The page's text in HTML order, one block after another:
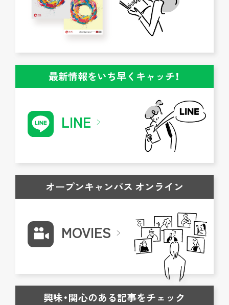
最新情報をいち早くキャッチ！
LINE
オープンキャンパス オンライン
MOVIES
興味・関心のある記事をチェック